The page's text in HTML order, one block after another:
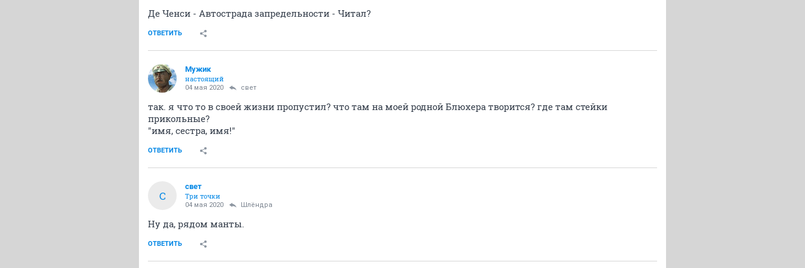
Де Ченси - Автострада запредельности - Читал?
ОТВЕТИТЬ
Мужик
настоящий
04 мая 2020 свет
так. я что то в своей жизни пропустил? что там на моей родной Блюхера творится? где там стейки
прикольные?
"имя, сестра, имя!"
ОТВЕТИТЬ
С
свет
Три точки
04 мая 2020 Шлёндра
Ну да, рядом манты.
ОТВЕТИТЬ